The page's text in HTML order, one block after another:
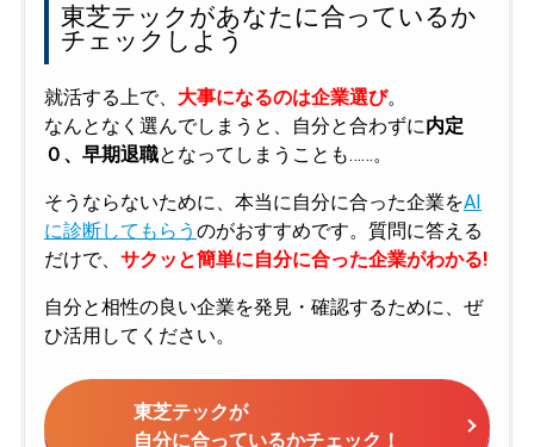
東芝テックがあなたに合っているか
チェックしよう
就活する上で、 大事になるのは企業選び。
なんとなく選んでしまうと、自分と合わずに内定
０、早期退職となってしまうことも……。
そうならないために、本当に自分に合った企業をAI
に診断してもらう のがおすすめです。質問に答える
だけで、 サクッと簡単に自分に合った企業がわかる!
自分と相性の良い企業を発見・確認するために、ぜ
ひ活用してください。
東芝テックが
自分に合っているかチェック！